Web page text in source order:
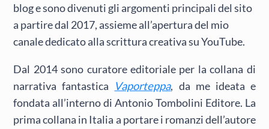
blog e sono divenuti gli argomenti principali del sito
a partire dal 2017, assieme all’apertura del mio
canale dedicato alla scrittura creativa su YouTube.
Dal 2014 sono curatore editoriale per la collana di
narrativa fantastica Vaporteppa, da me ideata e
fondata all’interno di Antonio Tombolini Editore. La
prima collana in Italia a portare i romanzi dell’autore